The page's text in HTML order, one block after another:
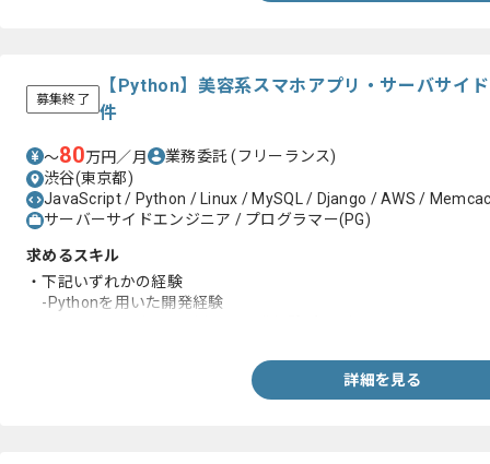
募集終了
【Python】美容系スマホアプリ・サーバサイ
件
〜80万円／月 業務委託(フリーランス)
渋谷(東京都)
JavaScript / Python / Linux / MySQL / Django / AWS /
サーバーサイドエンジニア / プログラマー(PG)
求めるスキル
・下記いずれかの経験
-Pythonを用いた開発経験
詳細を見る